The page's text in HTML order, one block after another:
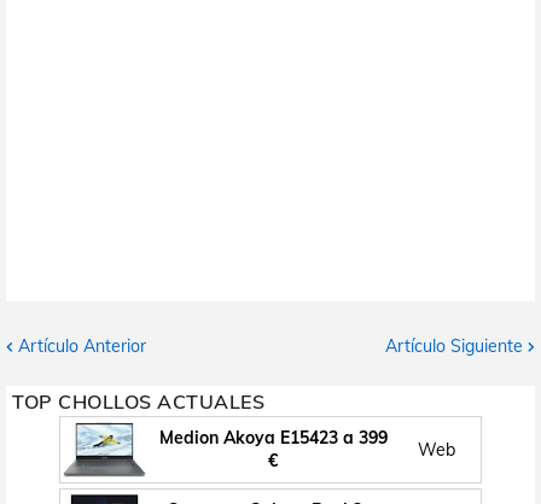
Artículo Anterior Artículo Siguiente
TOP CHOLLOS ACTUALES
Medion Akoya E15423 a 399
€
Web